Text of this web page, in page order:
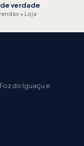
verdade
+ Loja
do Iguaçu e